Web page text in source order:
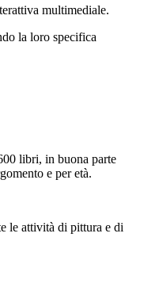
multimediale.
la loro specifica
libri, in buona parte
e per età.
le attività di pittura e di